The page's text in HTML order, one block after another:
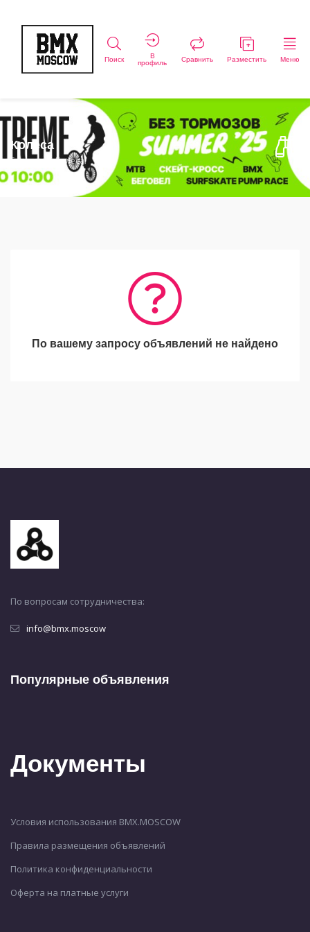
Поиск В
профиль Сравнить Разместить Меню
Колеса
Главная Колеса
По вашему запросу объявлений не найдено
По вопросам сотрудничества:
info@bmx.moscow
Популярные объявления
Документы
Условия использования BMX.MOSCOW
Правила размещения объявлений
Политика конфиденциальности
Оферта на платные услуги